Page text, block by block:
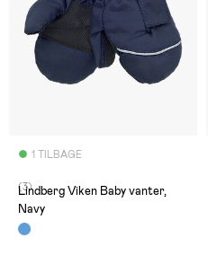
1 TILBAGE
(3)
Lindberg Viken Baby vanter,
Navy